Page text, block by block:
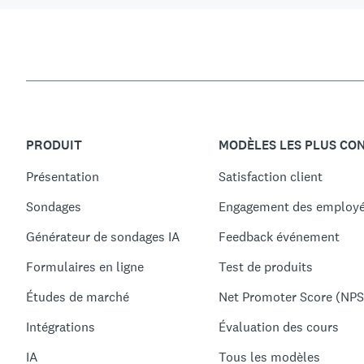
PRODUIT
Présentation
Sondages
Générateur de sondages IA
Formulaires en ligne
Études de marché
Intégrations
IA
MODÈLES LES PLUS
Satisfaction client
Engagement des
Feedback événement
Test de produits
Net Promoter Score
Évaluation des cours
Tous les modèles